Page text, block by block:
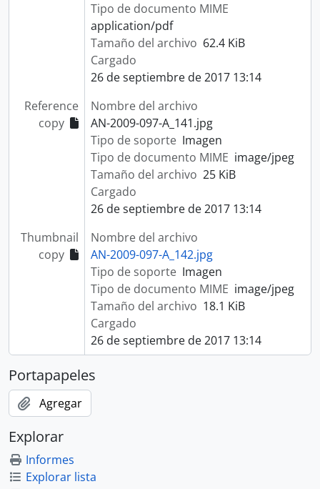
Tipo de documento MIME
application/pdf
Tamaño del archivo 62.4 KiB
Cargado
26 de septiembre de 2017 13:14
Reference
copy
Nombre del archivo
AN-2009-097-A_141.jpg
Tipo de soporte Imagen
Tipo de documento MIME image/jpeg
Tamaño del archivo 25 KiB
Cargado
26 de septiembre de 2017 13:14
Thumbnail
copy
Nombre del archivo
AN-2009-097-A_142.jpg
Tipo de soporte Imagen
Tipo de documento MIME image/jpeg
Tamaño del archivo 18.1 KiB
Cargado
26 de septiembre de 2017 13:14
Portapapeles
Agregar
Explorar
Informes
Explorar lista